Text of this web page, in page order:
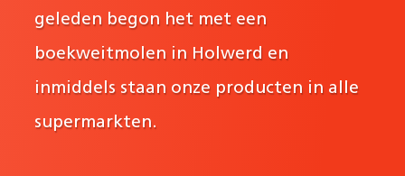
geleden begon het met een
boekweitmolen in Holwerd en
inmiddels staan onze producten in alle
supermarkten.